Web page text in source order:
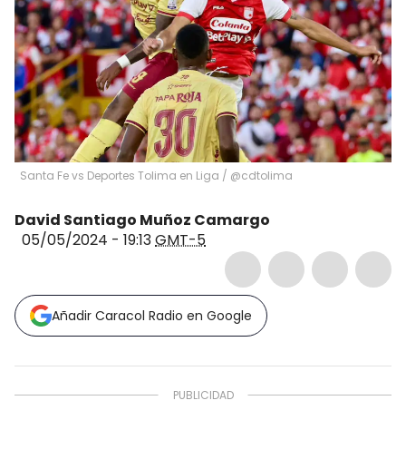
Santa Fe vs Deportes Tolima en Liga / @cdtolima
David Santiago Muñoz Camargo
05/05/2024 - 19:13GMT-5
Añadir Caracol Radio en Google